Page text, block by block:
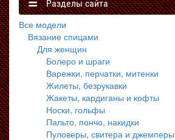
Разделы сайта
Все модели
Вязание спицами
Для женщин
Болеро и шраги
Варежки, перчатки, митенки
Жилеты, безрукавки
Жакеты, кардиганы и кофты
Носки, гольфы
Пальто, пончо, накидки
Пуловеры, свитера и джемперы